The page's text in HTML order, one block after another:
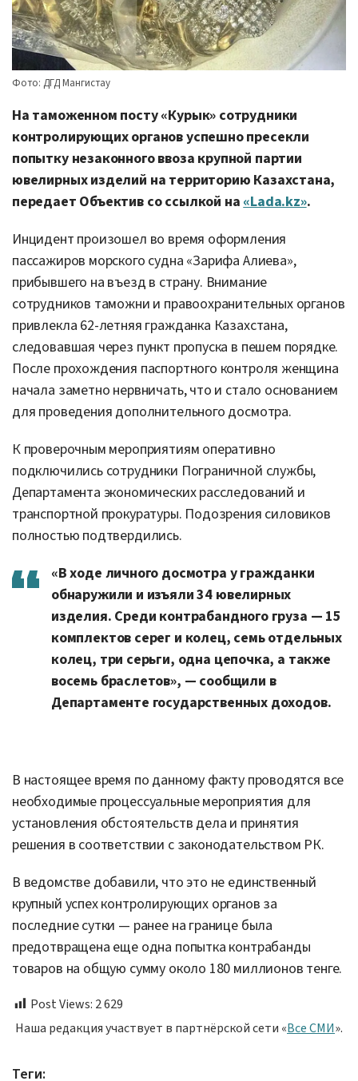
Фото: ДГД Мангистау
На таможенном посту «Курык» сотрудники
контролирующих органов успешно пресекли
попытку незаконного ввоза крупной партии
ювелирных изделий на территорию Казахстана,
передает Объектив со ссылкой на «Lada.kz».
Инцидент произошел во время оформления
пассажиров морского судна «Зарифа Алиева»,
прибывшего на въезд в страну. Внимание
сотрудников таможни и правоохранительных органов
привлекла 62-летняя гражданка Казахстана,
следовавшая через пункт пропуска в пешем порядке.
После прохождения паспортного контроля женщина
начала заметно нервничать, что и стало основанием
для проведения дополнительного досмотра.
К проверочным мероприятиям оперативно
подключились сотрудники Пограничной службы,
Департамента экономических расследований и
транспортной прокуратуры. Подозрения силовиков
полностью подтвердились.
«В ходе личного досмотра у гражданки
обнаружили и изъяли 34 ювелирных
изделия. Среди контрабандного груза — 15
комплектов серег и колец, семь отдельных
колец, три серьги, одна цепочка, а также
восемь браслетов», — сообщили в
Департаменте государственных доходов.
В настоящее время по данному факту проводятся все
необходимые процессуальные мероприятия для
установления обстоятельств дела и принятия
решения в соответствии с законодательством РК.
В ведомстве добавили, что это не единственный
крупный успех контролирующих органов за
последние сутки — ранее на границе была
предотвращена еще одна попытка контрабанды
товаров на общую сумму около 180 миллионов тенге.
Post Views: 2 629
Наша редакция участвует в партнёрской сети «Все СМИ».
Теги: